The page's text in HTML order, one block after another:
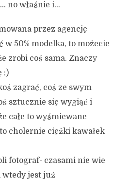
no właśnie i…
przez agencję
w 50% modelka, to możecie
zrobi coś sama. Znaczy
:)
zagrać, coś ze swym
sztucznie się wygiąć i
całe to wyśmiewane
cholernie ciężki kawałek
fotograf- czasami nie wie
wtedy jest już